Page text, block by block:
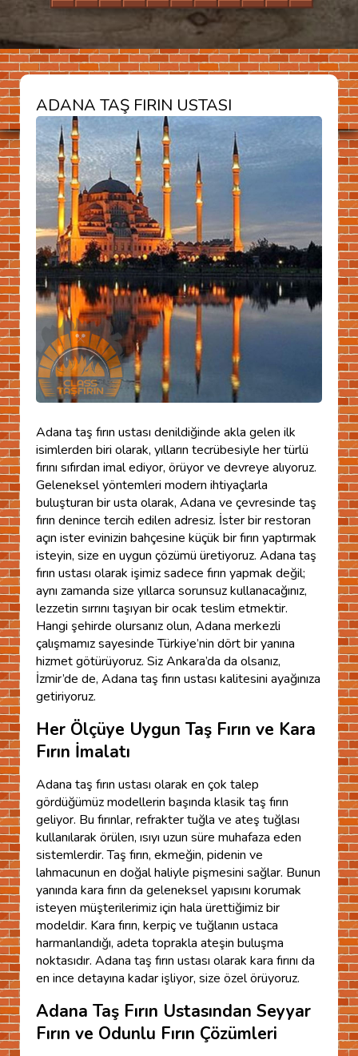
ADANA TAŞ FIRIN USTASI
Adana taş fırın ustası denildiğinde akla gelen ilk
isimlerden biri olarak, yılların tecrübesiyle her türlü
fırını sıfırdan imal ediyor, örüyor ve devreye alıyoruz.
Geleneksel yöntemleri modern ihtiyaçlarla
buluşturan bir usta olarak, Adana ve çevresinde taş
fırın denince tercih edilen adresiz. İster bir restoran
açın ister evinizin bahçesine küçük bir fırın yaptırmak
isteyin, size en uygun çözümü üretiyoruz. Adana taş
fırın ustası olarak işimiz sadece fırın yapmak değil;
aynı zamanda size yıllarca sorunsuz kullanacağınız,
lezzetin sırrını taşıyan bir ocak teslim etmektir.
Hangi şehirde olursanız olun, Adana merkezli
çalışmamız sayesinde Türkiye’nin dört bir yanına
hizmet götürüyoruz. Siz Ankara’da da olsanız,
İzmir’de de, Adana taş fırın ustası kalitesini ayağınıza
getiriyoruz.
Her Ölçüye Uygun Taş Fırın ve Kara
Fırın İmalatı
Adana taş fırın ustası olarak en çok talep
gördüğümüz modellerin başında klasik taş fırın
geliyor. Bu fırınlar, refrakter tuğla ve ateş tuğlası
kullanılarak örülen, ısıyı uzun süre muhafaza eden
sistemlerdir. Taş fırın, ekmeğin, pidenin ve
lahmacunun en doğal haliyle pişmesini sağlar. Bunun
yanında kara fırın da geleneksel yapısını korumak
isteyen müşterilerimiz için hala ürettiğimiz bir
modeldir. Kara fırın, kerpiç ve tuğlanın ustaca
harmanlandığı, adeta toprakla ateşin buluşma
noktasıdır. Adana taş fırın ustası olarak kara fırını da
en ince detayına kadar işliyor, size özel örüyoruz.
Adana Taş Fırın Ustasından Seyyar
Fırın ve Odunlu Fırın Çözümleri